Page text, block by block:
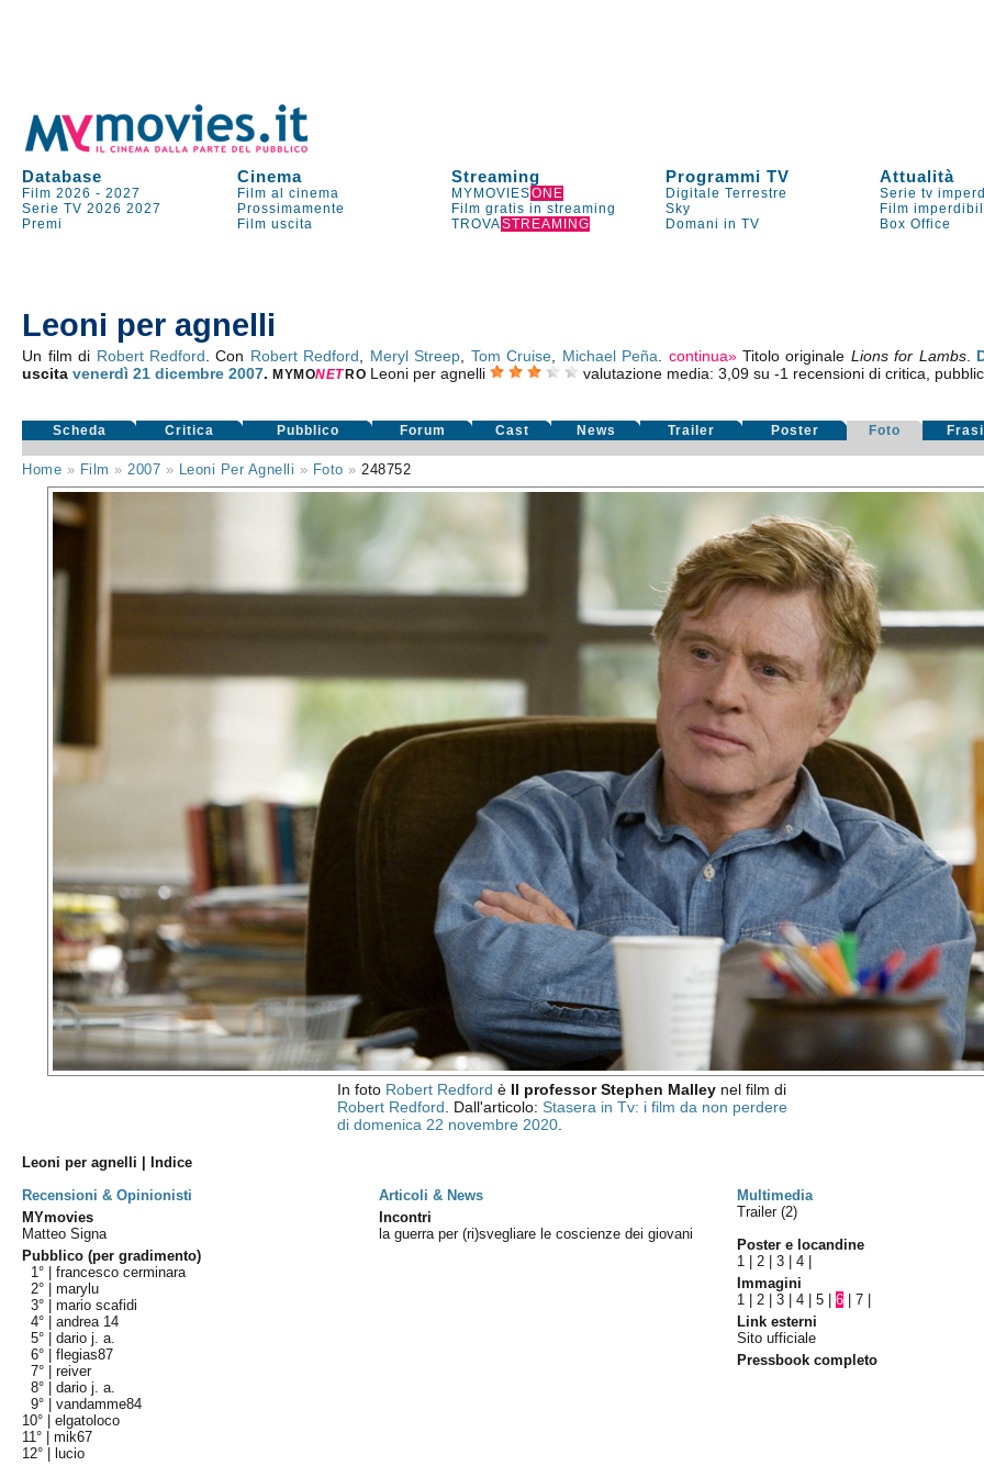
Database Cinema Streaming Programmi TV Attualità
Film 2026 -2027 Film al cinema MYMOVIESONE Digitale Terrestre Serie tv
Serie TV 2026 2027 Prossimamente Film gratis in streaming Sky Film
Premi
Film uscita TROVASTREAMING Domani in TV Box Office
Leoni per agnelli
Un film di Robert Redford . Con Robert Redford Meryl Streep Tom Cruise Michael Peña continua» Titolo originale Lions for Lambs.
uscitavenerdì 21 dicembre 2007.MYMONET RO Leoni per agnelli valutazione media: 3,09 su -1 recensioni di critica,
Scheda Critica Pubblico Forum Cast News Trailer Poster Foto Frasi
Home » Film » 2007 » Leoni Per Agnelli » Foto »248752
In foto Robert Redford è Il professor Stephen Malleynel film di
Robert Redford . Dall'articolo: Stasera in Tv: i film da non perdere
di domenica 22 novembre 2020.
Leoni per agnelli | Indice
Recensioni & Opinionisti
Articoli & News Multimedia
MYmovies
Matteo Signa
Pubblico (per gradimento)
1° |francesco cerminara
2° |marylu
3° |mario scafidi
4° |andrea 14
5° |dario j. a.
6° |flegias87
7° |reiver
8° |dario j. a.
9° |vandamme84
10° |elgatoloco
11° |mik67
12° |
lucio
Incontri
la guerra per (ri)svegliare le coscienze dei giovani
Trailer (2)
Poster e locandine
1 |2 |3 |4
Immagini
1 |2 |3 |4 |5 |6 |7
Link esterni
Sito ufficiale
Pressbook completo